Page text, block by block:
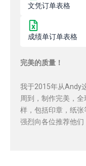
文凭订单表格
成绩单订单表格
完美的质量！
我于2015年从Andy
周到，制作完美，
样，包括印章，纸
强烈向各位推荐他们